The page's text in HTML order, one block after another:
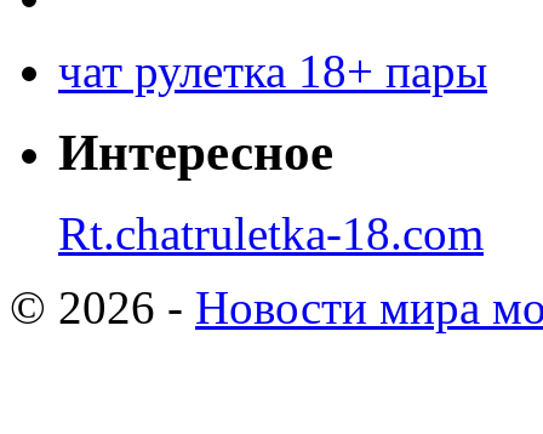
чат рулетка 18+ пары
Интересное
Rt.chatruletka-18.com
© 2026 - Новости мира